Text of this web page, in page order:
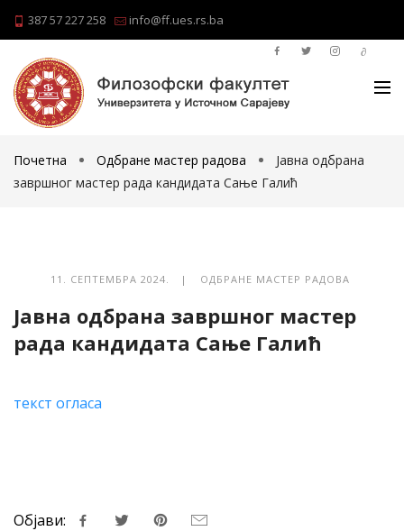
387 57 227 258 info@ff.ues.rs.ba
Почетна Одбране мастер радова
Јавна одбрана
завршног мастер рада кандидата Сање Галић
11. СЕПТЕМБРА 2024. | ОДБРАНЕ МАСТЕР РАДОВА
Јавна одбрана завршног мастер
рада кандидата Сање Галић
текст огласа
Објави: